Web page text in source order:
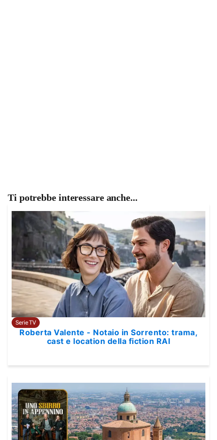
Ti potrebbe interessare anche...
Serie TV
Roberta Valente - Notaio in Sorrento: trama,
cast e location della fiction RAI